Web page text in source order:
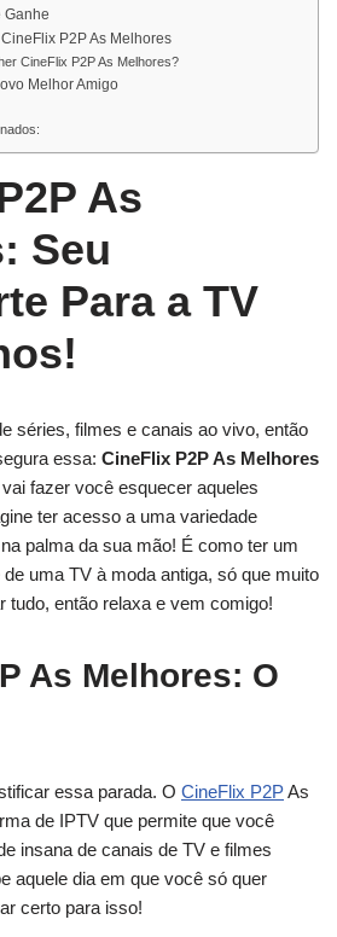
Ganhe
P2P As Melhores
CineFlix P2P As Melhores?
Melhor Amigo
As
Seu
Para a TV
séries, filmes e canais ao vivo, então
essa: CineFlix P2P As Melhores
fazer você esquecer aqueles
ter acesso a uma variedade
palma da sua mão! É como ter um
uma TV à moda antiga, só que muito
tudo, então relaxa e vem comigo!
As Melhores: O
essa parada. O CineFlix P2PAs
de IPTV que permite que você
insana de canais de TV e filmes
aquele dia em que você só quer
certo para isso!